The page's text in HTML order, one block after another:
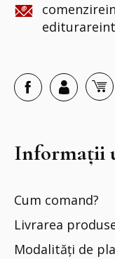
Informații
Cum comand?
Livrarea
Modalități de